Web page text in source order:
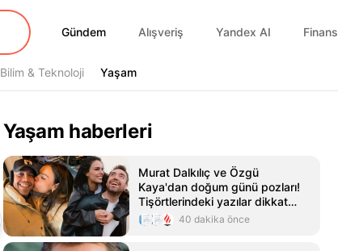
Gündem
Gündem Alışveriş Yandex AI Finans
Bilim & Teknoloji Yaşam
Yaşam
Yaşam haberleri
Murat Dalkılıç ve Özgü
Kaya'dan doğum günü pozları!
Tişörtlerindeki yazılar dikkat
çekti
40 dakika önce